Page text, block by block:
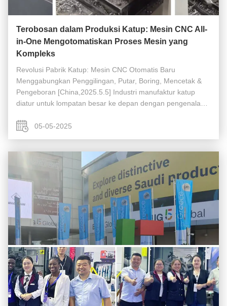
Terobosan dalam Produksi Katup: Mesin CNC All-
in-One Mengotomatiskan Proses Mesin yang
Kompleks
Revolusi Pabrik Katup: Mesin CNC Otomatis Baru
Menggabungkan Penggilingan, Putar, Boring, Mencetak &
Pengeboran [China,2025.5.5] Industri manufaktur katup
diatur untuk lompatan besar ke depan dengan pengenalan
Machining Center,dirancang untuk merampingka...
05-05-2025